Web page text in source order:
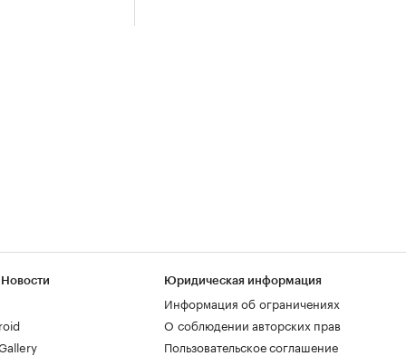
Юридическая информация
Информация об ограничениях
О соблюдении авторских прав
Пользовательское соглашение